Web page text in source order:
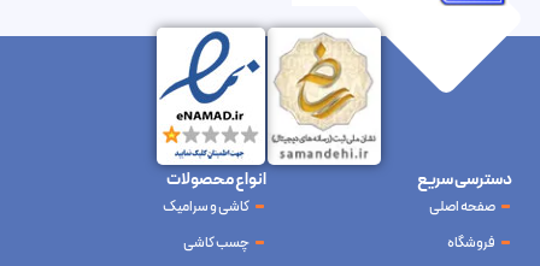
دسترسی سریع
صفحه اصلی
فروشگاه
انواع محصولات
کاشی و سرامیک
چسب کاشی